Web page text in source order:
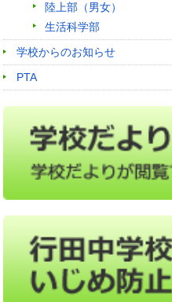
陸上部（男女）
生活科学部
学校からのお知らせ
PTA